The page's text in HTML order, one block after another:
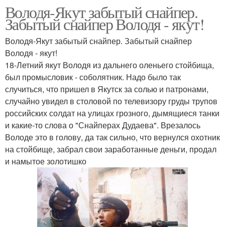
Володя-Якут забытый снайпер.
Забытый снайпер Володя - якут!
Володя-Якут забытый снайпер. Забытый снайпер
Володя - якут!
18-Летний якут Володя из дальнего оленьего стойбища,
был промысловик - соболятник. Надо было так
случиться, что пришел в Якутск за солью и патронами,
случайно увидел в столовой по телевизору груды трупов
российских солдат на улицах грозного, дымящиеся танки
и какие-то слова о "Снайперах Дудаева". Врезалось
Володе это в голову, да так сильно, что вернулся охотник
на стойбище, забрал свои заработанные деньги, продал
и намытое золотишко